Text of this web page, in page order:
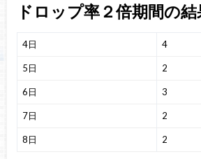
ドロップ率２倍期間の
4日 4
5日 2
6日 3
7日 2
8日 2